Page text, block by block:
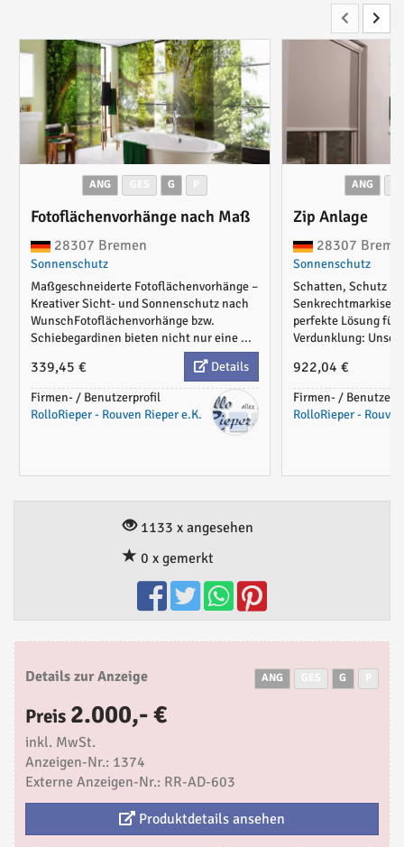
ANG G
Fotoflächenvorhänge nach Maß
28307 Bremen
Sonnenschutz
Maßgeschneiderte Fotoflächenvorhänge –
Kreativer Sicht- und Sonnenschutz nach
WunschFotoflächenvorhänge bzw.
Schiebegardinen bieten nicht nur eine ...
339,45 €
Details
Firmen- / Benutzerprofil
RolloRieper - Rouven Rieper e.K.
ANG
Zip Anlage
28307
Sonnenschutz
Schatten, Schutz
perfekte Lösung für
Verdunklung:
922,04 €
Firmen- /
RolloRieper -
1133 x angesehen
0 x gemerkt
Details zur Anzeige ANG G
Preis 2.000,- €
inkl. MwSt.
Anzeigen-Nr.: 1374
Externe Anzeigen-Nr.: RR-AD-603
Produktdetails ansehen